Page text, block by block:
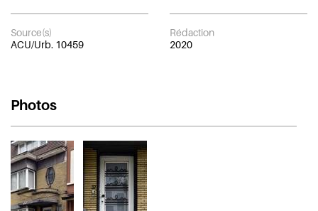
Source(s)
ACU/Urb. 10459
Rédaction
2020
Photos